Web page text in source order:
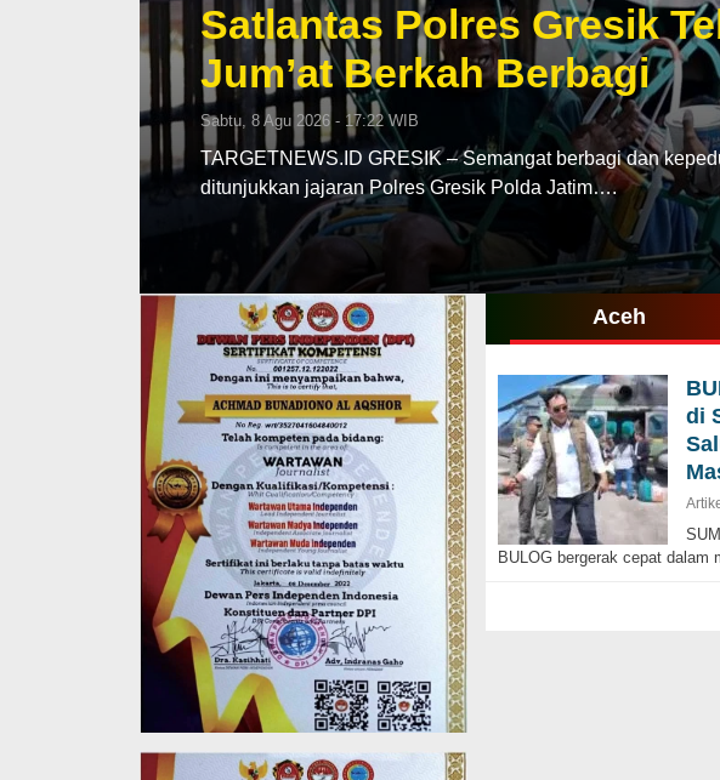
Satlantas Polres Gresik
Jum’at Berkah Berbagi
Sabtu, 8 Agu 2026 - 17:22 WIB
TARGETNEWS.ID GRESIK – Semangat berbagi dan
ditunjukkan jajaran Polres Gresik Polda Jatim….
Aceh
di
BULOG bergerak cepat